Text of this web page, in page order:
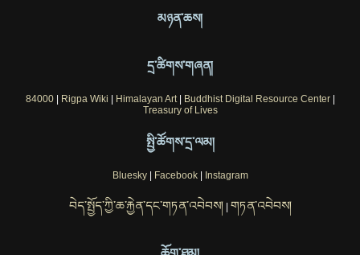
མཉན་ཆས།
དྲ་ཚིགས་གཞན།
84000| Rigpa Wiki | Himalayan Art| Buddhist Digital Resource Center|
Treasury of Lives
སྤྱི་ཚོགས་དྲ་ལམ།
Bluesky| Facebook| Instagram
བེད་སྤྱོད་ཀྱི་ཆ་རྐྱེན་དང་གཏན་འབེབས།| གཏན་འབེབས།